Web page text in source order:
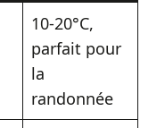
10-20°C,
parfait pour
la
randonnée